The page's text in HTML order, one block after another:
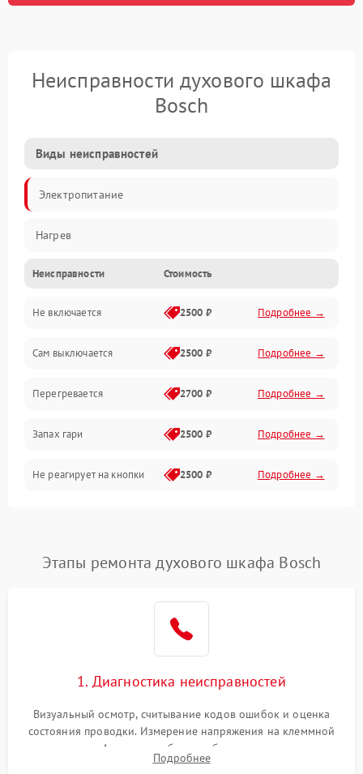
Неисправности духового шкафа
Bosch
Виды неисправностей
Электропитание
Нагрев
Неисправности Стоимость
Не включается 2500 ₽ Подробнее →
Сам выключается 2500 ₽ Подробнее →
Перегревается 2700 ₽ Подробнее →
Запах гари 2500 ₽ Подробнее →
Не реагирует на кнопки 2500 ₽ Подробнее →
Этапы ремонта духового шкафа Bosch
1. Диагностика неисправностей
Визуальный осмотр, считывание кодов ошибок и оценка
состояния проводки. Измерение напряжения на клеммной
колодке. Анализ жалоб на проблемы с нагревом,
конвекцией, панелью управления или блокировкой дверцы.
Подробнее